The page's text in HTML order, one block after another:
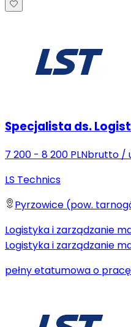
Specjalista ds.
7 200 - 8 200 PLNbrutto /
LS Technics
Pyrzowice (pow.
Logistyka i zarządzanie
Logistyka i zarządzanie
pełny etatumowa o pracę